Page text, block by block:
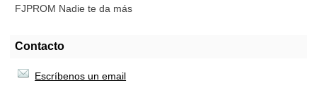
FJPROM Nadie te da más
Contacto
Escríbenos un email